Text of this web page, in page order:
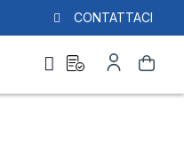
CONTATTACI
Cerca
preventivo
mio
Account